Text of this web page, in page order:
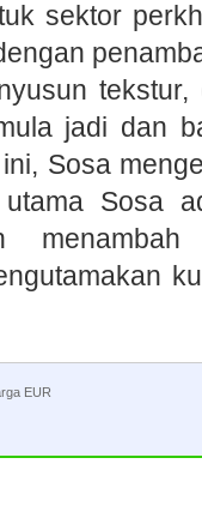
sektor
tekstur,
jadi dan
Sosa
Sosa
EUR